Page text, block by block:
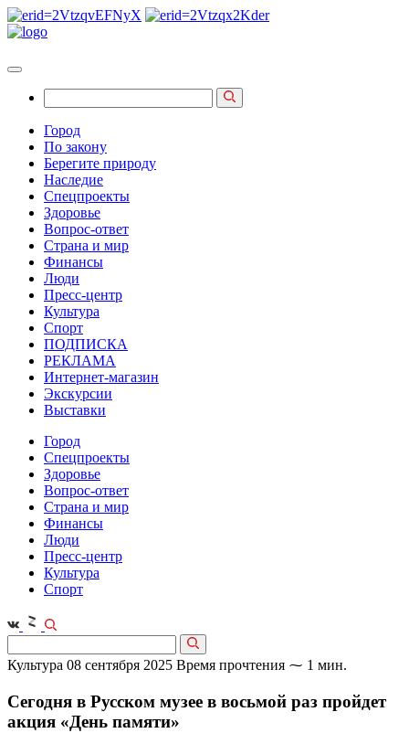
Город
По закону
Берегите природу
Наследие
Спецпроекты
Здоровье
Вопрос-ответ
Страна и мир
Финансы
Люди
Пресс-центр
Культура
Спорт
ПОДПИСКА
РЕКЛАМА
Интернет-магазин
Экскурсии
Выставки
Город
Спецпроекты
Здоровье
Вопрос-ответ
Страна и мир
Финансы
Люди
Пресс-центр
Культура
Спорт
Культура 08 сентября 2025 Время прочтения ⁓ 1 мин.
Сегодня в Русском музее в восьмой раз пройдет
акция «День памяти»